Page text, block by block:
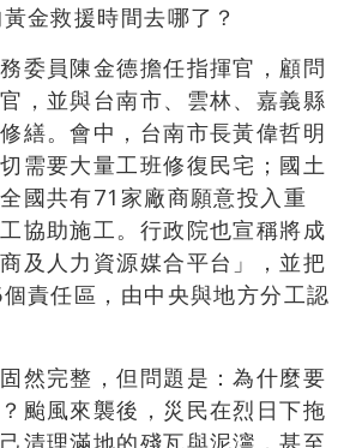
金救援時間去哪了？
委員陳金德擔任指揮官，顧問
，並與台南市、雲林、嘉義縣
繕。會中，台南市長黃偉哲明
需要大量工班修復民宅；國土
國共有71家廠商願意投入重
協助施工。行政院也宣稱將成
及人力資源媒合平台」，並把
責任區，由中央與地方分工認
然完整，但問題是：為什麼要
颱風來襲後，災民在烈日下拖
清理滿地的殘瓦與泥濘，甚至